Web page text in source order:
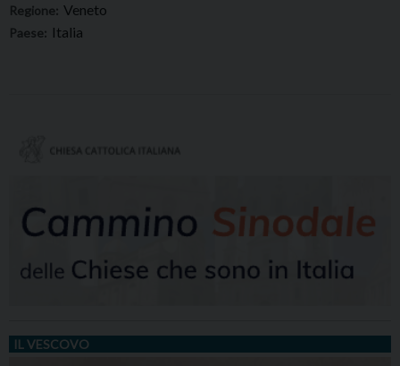
Regione: Veneto
Paese: Italia
IL VESCOVO